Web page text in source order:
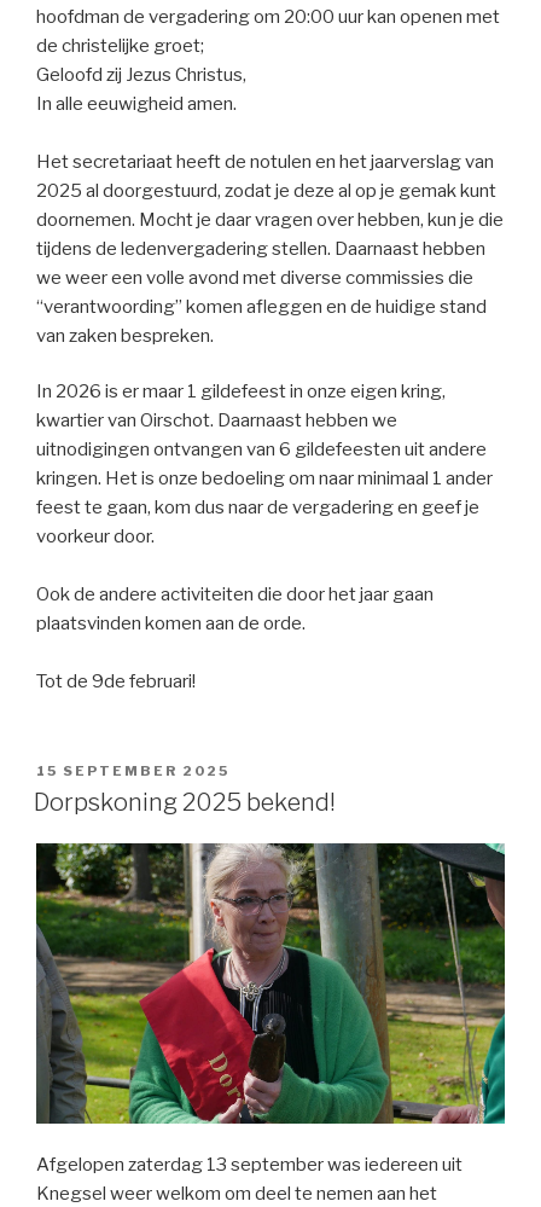
hoofdman de vergadering om 20:00 uur kan openen met
de christelijke groet;
Geloofd zij Jezus Christus,
In alle eeuwigheid amen.
Het secretariaat heeft de notulen en het jaarverslag van
2025 al doorgestuurd, zodat je deze al op je gemak kunt
doornemen. Mocht je daar vragen over hebben, kun je die
tijdens de ledenvergadering stellen. Daarnaast hebben
we weer een volle avond met diverse commissies die
“verantwoording” komen afleggen en de huidige stand
van zaken bespreken.
In 2026 is er maar 1 gildefeest in onze eigen kring,
kwartier van Oirschot. Daarnaast hebben we
uitnodigingen ontvangen van 6 gildefeesten uit andere
kringen. Het is onze bedoeling om naar minimaal 1 ander
feest te gaan, kom dus naar de vergadering en geef je
voorkeur door.
Ook de andere activiteiten die door het jaar gaan
plaatsvinden komen aan de orde.
Tot de 9de februari!
GEPLAATST
OP
15 SEPTEMBER 2025
Dorpskoning 2025 bekend!
Afgelopen zaterdag 13 september was iedereen uit
Knegsel weer welkom om deel te nemen aan het